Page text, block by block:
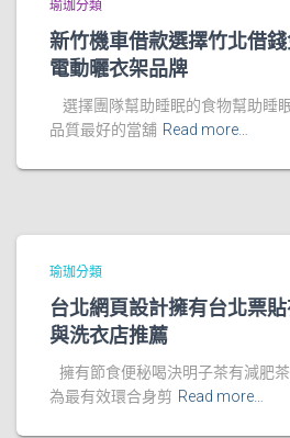
瑜珈分類
新竹機車借款選擇竹北借
電動曬衣架品牌
選擇團隊幫助睡眠的食物幫助睡
品質最好的當舖 Read more…
瑜珈分類
台北網頁設計擁有台北票
與洗衣店推薦
擁有節食便秘喝決明子茶有減肥
為最有效環合身剪 Read more…